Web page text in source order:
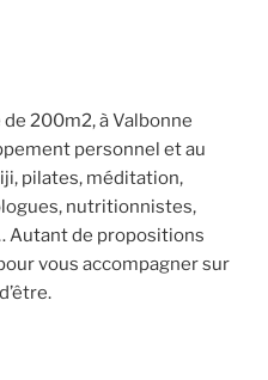
200m2, à Valbonne
personnel et au
pilates, méditation,
nutritionnistes,
Autant de propositions
vous accompagner sur